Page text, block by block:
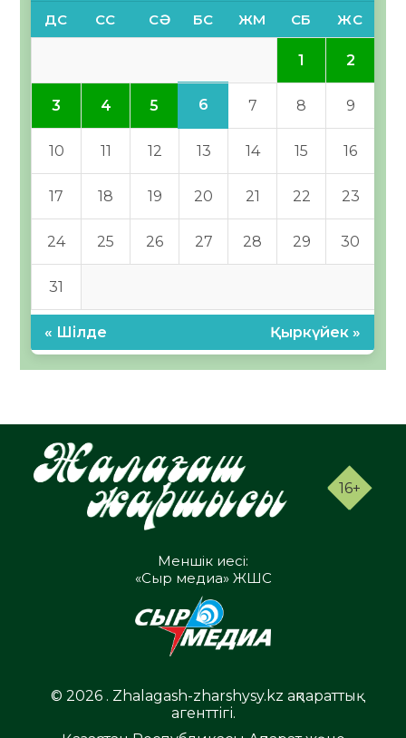
ДС СС СӘ БС ЖМ СБ ЖС
1 2
3 4 5 6 7 8 9
10 11 12 13 14 15 16
17 18 19 20 21 22 23
24 25 26 27 28 29 30
31
« Шілде Қыркүйек »
16+
Меншік иесі:
«Сыр медиа» ЖШС
© 2026 . Zhalagash-zharshysy.kz ақпараттық
агенттігі.